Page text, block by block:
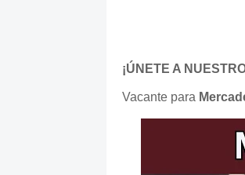
¡ÚNETE A
Vacante para